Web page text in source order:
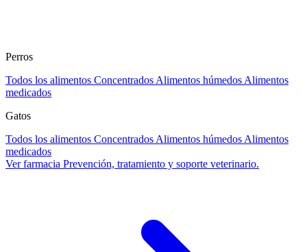
Perros
Todos los alimentos Concentrados Alimentos húmedos Alimentos
medicados
Gatos
Todos los alimentos Concentrados Alimentos húmedos Alimentos
medicados
Ver farmacia Prevención, tratamiento y soporte veterinario.